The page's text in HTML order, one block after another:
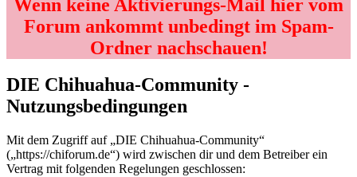
Wenn keine Aktivierungs-Mail hier vom
Forum ankommt unbedingt im Spam-
Ordner nachschauen!
DIE Chihuahua-Community -
Nutzungsbedingungen
Mit dem Zugriff auf „DIE Chihuahua-Community“
(„https://chiforum.de“) wird zwischen dir und dem Betreiber ein
Vertrag mit folgenden Regelungen geschlossen: